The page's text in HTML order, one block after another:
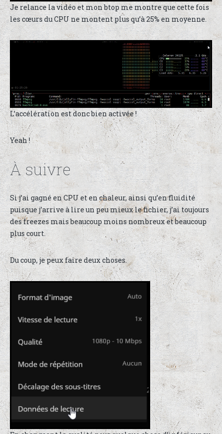
Je relance la vidéo et mon btop me montre que cette fois
les cœurs du CPU ne montent plus qu’à 25% en moyenne.
L’accélération est donc bien activée !
Yeah !
À suivre
Si j’ai gagné en CPU et en chaleur, ainsi qu’en fluidité
puisque j’arrive à lire un peu mieux le fichier, j’ai toujours
des freezes mais beaucoup moins nombreux et beaucoup
plus court.
Du coup, je peux faire deux choses.